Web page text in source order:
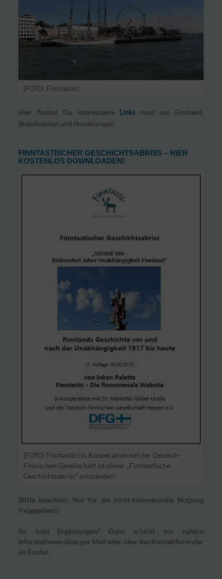
(FOTO: Finntastic)
Hier findest Du interessante Links
rund um Finnland,
Skandinavien und Nordeuropa!
FINNTASTISCHER GESCHICHTSABRISS – HIER
KOSTENLOS DOWNLOADEN!
(FOTO: Finntastic) In Kooperation mit der Deutsch-
Finnischen Gesellschaft ist dieser „Finntastische
Geschichtsabriss“ entstanden!
(Bitte beachten: Nur für die nicht-kommerzielle Nutzung
freigegeben!)
Ihr habt Ergänzungen? Dann schickt mir nähere
Informationen dazu per Mail oder über das Kontaktformular
im Footer.